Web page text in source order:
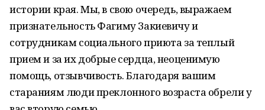
истории края. Мы, в свою очередь, выражаем
признательность Фагиму Закиевичу и
сотрудникам социального приюта за теплый
прием и за их добрые сердца, неоценимую
помощь, отзывчивость. Благодаря вашим
стараниям люди преклонного возраста обрели у